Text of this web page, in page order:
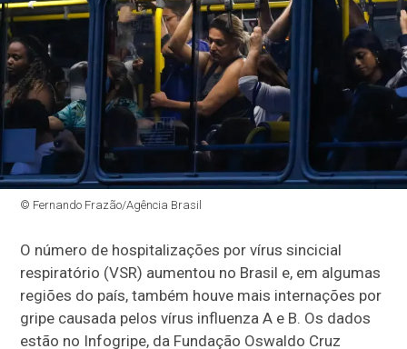
© Fernando Frazão/Agência Brasil
O número de hospitalizações por vírus sincicial
respiratório (VSR) aumentou no Brasil e, em algumas
regiões do país, também houve mais internações por
gripe causada pelos vírus influenza A e B. Os dados
estão no Infogripe, da Fundação Oswaldo Cruz